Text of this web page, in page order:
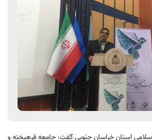
استان خراسان جنوبی گفت: جامعه فرهیخته و